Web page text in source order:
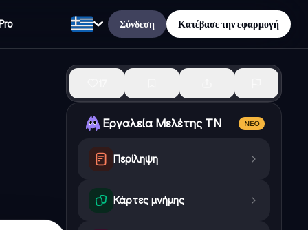
Σύνδεση Κατέβασε την εφαρμογή
Εργαλεία Μελέτης ΤΝ ΝΈΟ
Περίληψη
Κάρτες μνήμης